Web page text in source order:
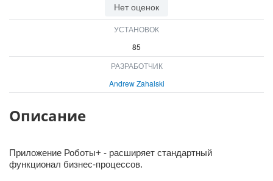
ВХОД
ВХОД
Нет оценок
УСТАНОВОК
85
РАЗРАБОТЧИК
Andrew Zahalski
Описание
Приложение Роботы+ - расширяет стандартный
функционал бизнес-процессов.